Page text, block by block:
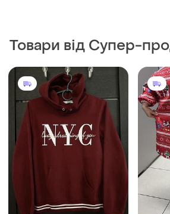
Товари від Супер-